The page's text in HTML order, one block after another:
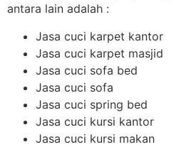
antara lain adalah :
Jasa cuci karpet kantor
Jasa cuci karpet masjid
Jasa cuci sofa bed
Jasa cuci sofa
Jasa cuci spring bed
Jasa cuci kursi kantor
Jasa cuci kursi makan